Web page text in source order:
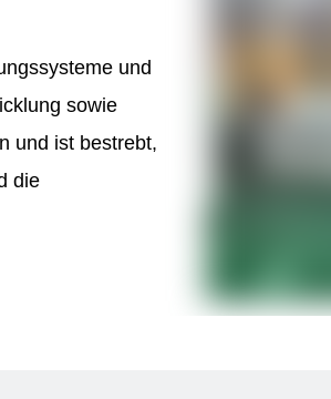
und
sowie
und ist bestrebt,
die